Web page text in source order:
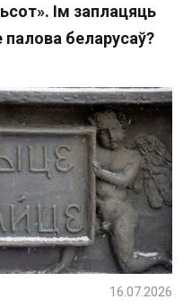
Ім заплацяць
беларусаў?
16.07.2026